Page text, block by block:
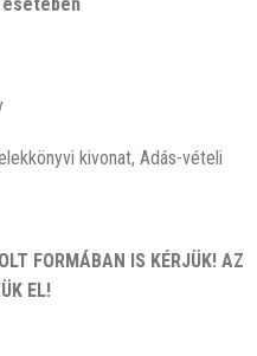
kivonat, Adás-vételi
FORMÁBAN IS KÉRJÜK! AZ
EL!